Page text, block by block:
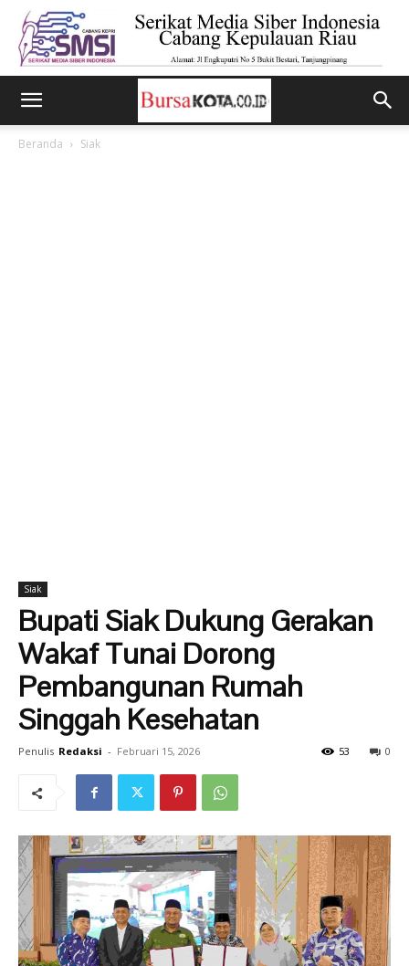
Beranda Siak
Siak
Bupati Siak Dukung Gerakan
Wakaf Tunai Dorong
Pembangunan Rumah
Singgah Kesehatan
Penulis Redaksi - Februari 15, 2026 0
53